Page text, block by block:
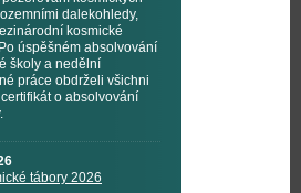
dalekohledy,
kosmické
úspěšném absolvování
školy a nedělní
práce obdrželi všichni
o absolvování
tábory 2026